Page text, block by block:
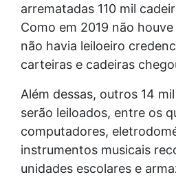
arrematadas 110 mil
Como em 2019 não
não havia leiloeiro
carteiras e cadeiras
Além dessas, outros 14
serão leiloados, entre os
computadores,
instrumentos musicais
unidades escolares e